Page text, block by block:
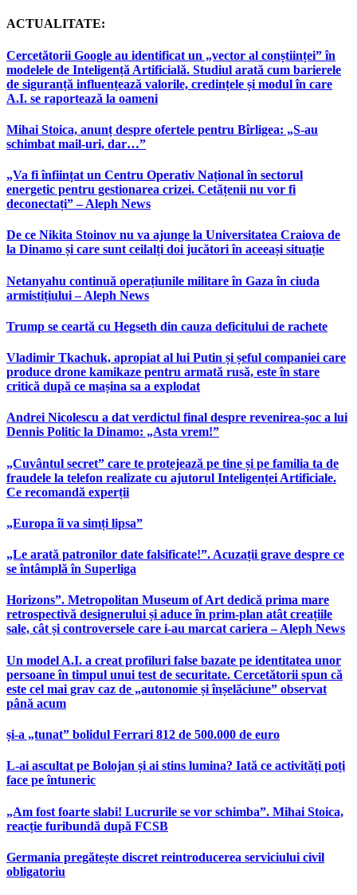
ACTUALITATE:
Cercetătorii Google au identificat un „vector al conștiinței” în
modelele de Inteligență Artificială. Studiul arată cum barierele
de siguranță influențează valorile, credințele și modul în care
A.I. se raportează la oameni
Mihai Stoica, anunț despre ofertele pentru Bîrligea: „S-au
schimbat mail-uri, dar…”
„Va fi înființat un Centru Operativ Național în sectorul
energetic pentru gestionarea crizei. Cetățenii nu vor fi
deconectați” – Aleph News
De ce Nikita Stoinov nu va ajunge la Universitatea Craiova de
la Dinamo și care sunt ceilalți doi jucători în aceeași situație
Netanyahu continuă operațiunile militare în Gaza în ciuda
armistițiului – Aleph News
Trump se ceartă cu Hegseth din cauza deficitului de rachete
Vladimir Tkachuk, apropiat al lui Putin și șeful companiei care
produce drone kamikaze pentru armată rusă, este în stare
critică după ce mașina sa a explodat
Andrei Nicolescu a dat verdictul final despre revenirea-șoc a lui
Dennis Politic la Dinamo: „Asta vrem!”
„Cuvântul secret” care te protejează pe tine și pe familia ta de
fraudele la telefon realizate cu ajutorul Inteligenței Artificiale.
Ce recomandă experții
„Europa îi va simți lipsa”
„Le arată patronilor date falsificate!”. Acuzații grave despre ce
se întâmplă în Superliga
Horizons”. Metropolitan Museum of Art dedică prima mare
retrospectivă designerului și aduce în prim-plan atât creațiile
sale, cât și controversele care i-au marcat cariera – Aleph News
Un model A.I. a creat profiluri false bazate pe identitatea unor
persoane în timpul unui test de securitate. Cercetătorii spun că
este cel mai grav caz de „autonomie și înșelăciune” observat
până acum
și-a „tunat” bolidul Ferrari 812 de 500.000 de euro
L-ai ascultat pe Bolojan și ai stins lumina? Iată ce activități poți
face pe întuneric
„Am fost foarte slabi! Lucrurile se vor schimba”. Mihai Stoica,
reacție furibundă după FCSB
Germania pregătește discret reintroducerea serviciului civil
obligatoriu